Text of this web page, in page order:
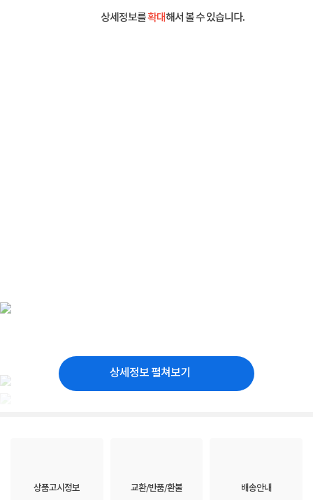
상세정보를확대해서 볼 수 있습니다.
상세정보 펼쳐보기
상품고시정보 교환/반품/환불 배송안내